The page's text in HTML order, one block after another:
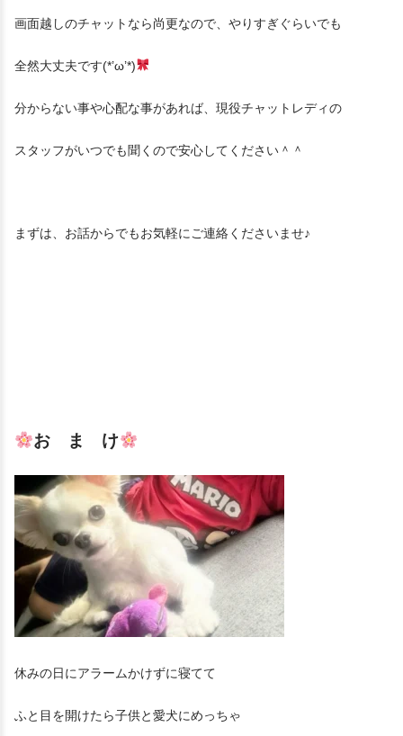
画面越しのチャットなら尚更なので、やりすぎぐらいでも
全然大丈夫です(*’ω’*)
分からない事や心配な事があれば、現役チャットレディの
スタッフがいつでも聞くので安心してください＾＾
まずは、お話からでもお気軽にご連絡くださいませ♪
お ま け
休みの日にアラームかけずに寝てて
ふと目を開けたら子供と愛犬にめっちゃ